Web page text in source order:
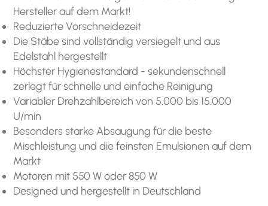
Hersteller auf dem Markt!
Reduzierte Vorschneidezeit
Die Stäbe sind vollständig versiegelt und aus
Edelstahl hergestellt
Höchster Hygienestandard - sekundenschnell
zerlegt für schnelle und einfache Reinigung
Variabler Drehzahlbereich von 5.000 bis 15.000
U/min
Besonders starke Absaugung für die beste
Mischleistung und die feinsten Emulsionen auf dem
Markt
Motoren mit 550 W oder 850 W
Designed und hergestellt in Deutschland